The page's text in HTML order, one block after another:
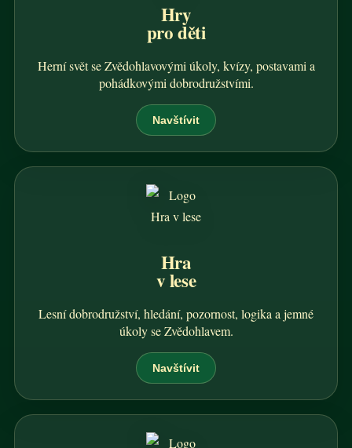
Hry
pro děti
Herní svět se Zvědohlavovými úkoly, kvízy, postavami a
pohádkovými dobrodružstvími.
Navštívit
Hra
v lese
Lesní dobrodružství, hledání, pozornost, logika a jemné
úkoly se Zvědohlavem.
Navštívit